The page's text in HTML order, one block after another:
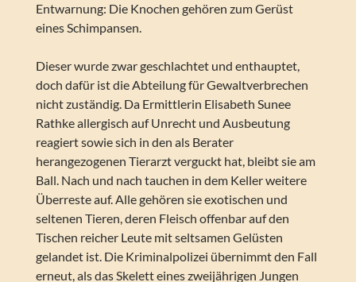
Entwarnung: Die Knochen gehören zum Gerüst
eines Schimpansen.
Dieser wurde zwar geschlachtet und enthauptet,
doch dafür ist die Abteilung für Gewaltverbrechen
nicht zuständig. Da Ermittlerin Elisabeth Sunee
Rathke allergisch auf Unrecht und Ausbeutung
reagiert sowie sich in den als Berater
herangezogenen Tierarzt verguckt hat, bleibt sie am
Ball. Nach und nach tauchen in dem Keller weitere
Überreste auf. Alle gehören sie exotischen und
seltenen Tieren, deren Fleisch offenbar auf den
Tischen reicher Leute mit seltsamen Gelüsten
gelandet ist. Die Kriminalpolizei übernimmt den Fall
erneut, als das Skelett eines zweijährigen Jungen